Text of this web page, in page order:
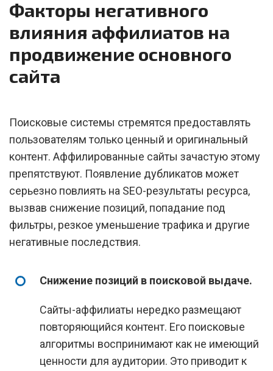
Факторы негативного
влияния аффилиатов на
продвижение основного
сайта
Поисковые системы стремятся предоставлять
пользователям только ценный и оригинальный
контент. Аффилированные сайты зачастую этому
препятствуют. Появление дубликатов может
серьезно повлиять на SEO-результаты ресурса,
вызвав снижение позиций, попадание под
фильтры, резкое уменьшение трафика и другие
негативные последствия.
Снижение позиций в поисковой выдаче.
Сайты-аффилиаты нередко размещают
повторяющийся контент. Его поисковые
алгоритмы воспринимают как не имеющий
ценности для аудитории. Это приводит к